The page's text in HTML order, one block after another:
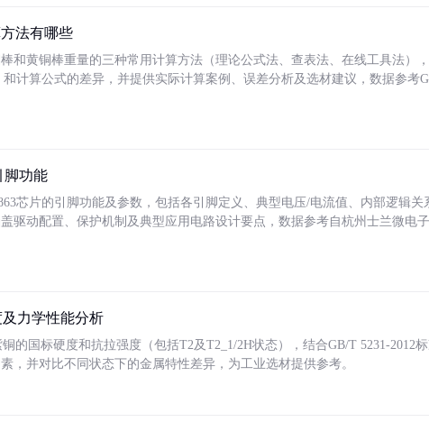
法有哪些
和黄铜棒重量的三种常用计算方法（理论公式法、查表法、在线工具法）
和计算公式的差异，并提供实际计算案例、误差分析及选材建议，数据参考
脚功能
芯片的引脚功能及参数，包括各引脚定义、典型电压/电流值、内部逻辑
驱动配置、保护机制及典型应用电路设计要点，数据参考自杭州士兰微电
力学性能分析
的国标硬度和抗拉强度（包括T2及T2_1/2H状态），结合GB/T 5231-2012
，并对比不同状态下的金属特性差异，为工业选材提供参考。